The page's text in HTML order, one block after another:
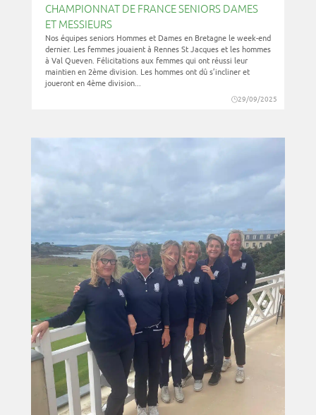
CHAMPIONNAT DE FRANCE SENIORS DAMES
ET MESSIEURS
29/09/2025
Nos équipes seniors Hommes et Dames en Bretagne le week-end
dernier. Les femmes jouaient à Rennes St Jacques et les hommes
à Val Queven. Félicitations aux femmes qui ont réussi leur
maintien en 2ème division. Les hommes ont dû s’incliner et
joueront en 4ème division...